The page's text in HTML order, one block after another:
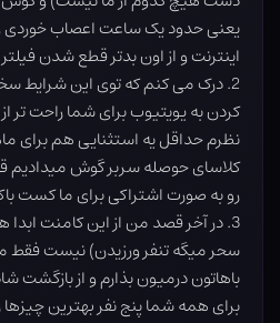
یعنی حدود یک ساعت اعصاب
اینترنت و از اون بدتر قطع شدن
2. درک می کنم که توی این شرایط
کردن به یویتیوب برای شما راحت تر
نظرم حداقل یه استثنایی هم برای
کلاسای حوصله سربر گوش میدادیم
رو به صورت اشتراکی برای ما کست
3. در آخر قصد من از این کامنت
سحر میگه تنفر ورزیدن) نیست فقط
باهاتون درمیون بذارم و از بازگشت
برای همه شما پنج نفر بهترین چیزها